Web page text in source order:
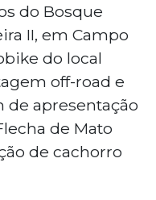
do Bosque
II, em Campo
do local
off-road e
de apresentação
de Mato
de cachorro